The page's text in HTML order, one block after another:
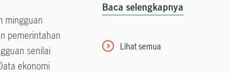
mingguan
pemerintahan
senilai
ekonomi
Baca selengkapnya
Lihat semua